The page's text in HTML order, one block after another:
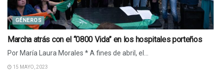
GÉNEROS
Marcha atrás con el “0800 Vida” en los hospitales porteños
Por María Laura Morales * A fines de abril, el...
15 MAYO, 2023